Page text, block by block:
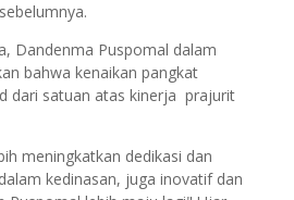
Dandenma Puspomal dalam
bahwa kenaikan pangkat
dari satuan atas kinerja prajurit
meningkatkan dedikasi dan
kedinasan, juga inovatif dan